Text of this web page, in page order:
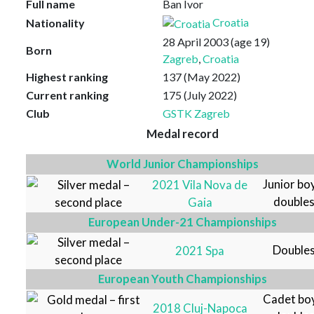
Full name
Ban Ivor
Nationality
Croatia
Born
28 April 2003(age 19)
Zagreb,Croatia
Highest ranking
137 (May 2022)
Current ranking
175 (July 2022)
Club
GSTK Zagreb
Medal record
World Junior Championships
2021 Vila Nova de
Gaia
Junior
doubles
European Under-21 Championships
2021 Spa
Doubles
European Youth Championships
2018 Cluj-Napoca
Cadet